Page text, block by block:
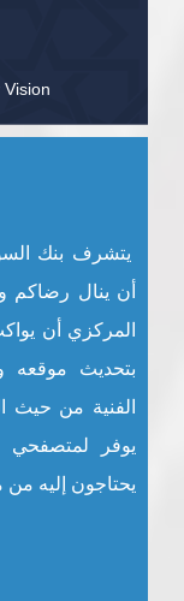
يتشرف بنك
أن ينال رضاكم
المركزي أن
بتحديث موقعه
الفنية من حيث
يوفر
يحتاجون إليه